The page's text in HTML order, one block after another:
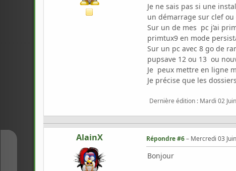
Je ne sais pas si une
un démarrage sur clef
Sur un de mes pc j’ai
primtux9 en mode
Sur un pc avec 8 go de
pupsave 12 ou 13 ou
Je peux mettre en ligne
Je précise que les
Dernière édition : Mardi 02
AlainX Répondre #6– Mercredi 03
Bonjour